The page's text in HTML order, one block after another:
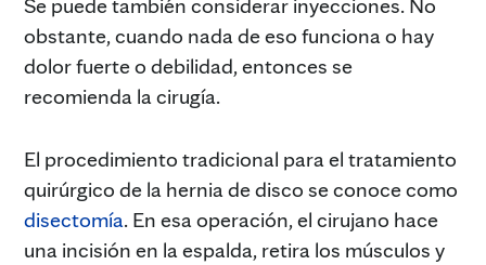
obstante, cuando nada de eso funciona o hay
dolor fuerte o debilidad, entonces se
recomienda la cirugía.
El procedimiento tradicional para el tratamiento
quirúrgico de la hernia de disco se conoce como
disectomía. En esa operación, el cirujano hace
una incisión en la espalda, retira los músculos y